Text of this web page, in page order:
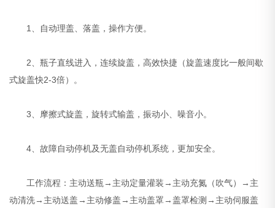
1、自动理盖、落盖，操作方便。
2、瓶子直线进入，连续旋盖，高效快捷（旋盖速度比一般间歇
式旋盖快2-3倍）。
3、摩擦式旋盖，旋转式输盖，振动小、噪音小。
4、故障自动停机及无盖自动停机系统，更加安全。
工作流程：主动送瓶→主动定量灌装→主动充氮（吹气）→主
动清洗→主动送盖→主动修盖→主动盖罩→盖罩检测→主动伺服盖